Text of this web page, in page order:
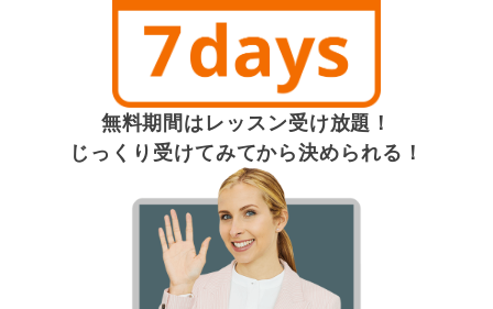
無料期間はレッスン受け放題！
じっくり受けてみてから決められる！